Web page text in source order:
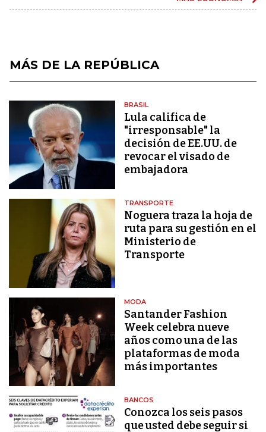
MÁS DE LA REPÚBLICA
BRASIL
Lula califica de
"irresponsable" la
decisión de EE.UU. de
revocar el visado de
embajadora
TRANSPORTE
Noguera traza la hoja de
ruta para su gestión en el
Ministerio de
Transporte
MODA
Santander Fashion
Week celebra nueve
años como una de las
plataformas de moda
más importantes
BANCOS
Conozca los seis pasos
que usted debe seguir si